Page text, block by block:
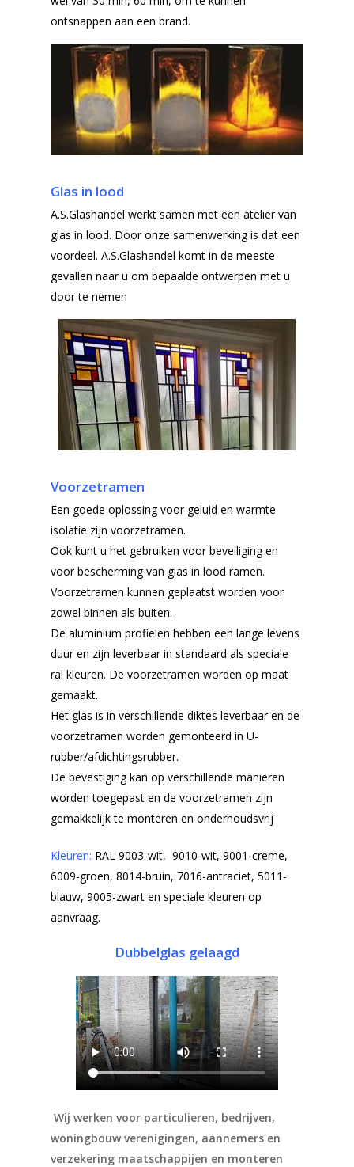
ontsnappen aan een brand.
Glas in lood
A.S.Glashandel werkt samen met een atelier van
glas in lood. Door onze samenwerking is dat een
voordeel. A.S.Glashandel komt in de meeste
gevallen naar u om bepaalde ontwerpen met u
door te nemen
Voorzetramen
Een goede oplossing voor geluid en warmte
isolatie zijn voorzetramen.
Ook kunt u het gebruiken voor beveiliging en
voor bescherming van glas in lood ramen.
Voorzetramen kunnen geplaatst worden voor
zowel binnen als buiten.
De aluminium profielen hebben een lange levens
duur en zijn leverbaar in standaard als speciale
ral kleuren. De voorzetramen worden op maat
gemaakt.
Het glas is in verschillende diktes leverbaar en de
voorzetramen worden gemonteerd in U-
rubber/afdichtingsrubber.
De bevestiging kan op verschillende manieren
worden toegepast en de voorzetramen zijn
gemakkelijk te monteren en onderhoudsvrij
Kleuren: RAL 9003-wit, 9010-wit, 9001-creme,
6009-groen, 8014-bruin, 7016-antraciet, 5011-
blauw, 9005-zwart en speciale kleuren op
aanvraag.
Dubbelglas gelaagd
Wij werken voor particulieren, bedrijven,
woningbouw verenigingen, aannemers en
verzekering maatschappijen en monteren
Gelaagd glas
Gehard glas
Enkelglas
Glas in lood
Projecten
Algemene